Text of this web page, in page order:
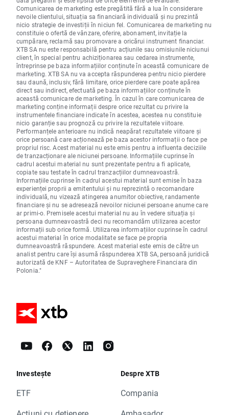
Comunicarea de marketing este pregătită fără a lua în considerare
nevoile clientului, situația sa financiară individuală și nu prezintă
nicio strategie de investiții în niciun fel. Comunicarea de marketing nu
constituie o ofertă de vânzare, oferire, abonament, invitație la
cumpărare, reclamă sau promovare a oricărui instrument financiar.
XTB SA nu este responsabilă pentru acțiunile sau omisiunile niciunui
client, în special pentru achiziționarea sau cedarea instrumente,
întreprinse pe baza informațiilor conținute în această comunicare de
marketing. XTB SA nu va accepta răspunderea pentru nicio pierdere
sau daună, inclusiv, fără limitare, orice pierdere care poate apărea
direct sau indirect, efectuată pe baza informațiilor conținute în
această comunicare de marketing. În cazul în care comunicarea de
marketing conține informații despre orice rezultat cu privire la
instrumentele financiare indicate în acestea, acestea nu constituie
nicio garanție sau prognoză cu privire la rezultatele viitoare.
Performanțele anterioare nu indică neapărat rezultatele viitoare și
orice persoană care acționează pe baza acestor informații o face pe
propriul risc. Acest material nu este emis pentru a influenta deciziile
de tranzacționare ale niciunei persoane. Informațiile cuprinse în
cadrul acestui material nu sunt prezentate pentru a fi aplicate,
copiate sau testate în cadrul tranzacțiilor dumneavoastră.
Informațiile cuprinse în cadrul acestui material sunt emise în baza
experienței proprii a emitentului și nu reprezintă o recomandare
individuală, nu vizează atingerea anumitor obiective, randamente
financiare și nu se adresează nevoilor niciunei persoane anume care
ar primi-o. Premisele acestui material nu au în vedere situația și
persoana dumneavoastră deci nu recomandăm utilizarea acestor
informații sub orice formă. Utilizarea informațiilor cuprinse în cadrul
acestui material în orice modalitate se face pe propria
dumneavoastră răspundere. Acest material este emis de către un
analist pentru care își asumă răspunderea XTB SA, persoană juridică
autorizată de KNF – Autoritatea de Supraveghere Financiara din
Polonia."
Investește
ETF
Despre XTB
Compania